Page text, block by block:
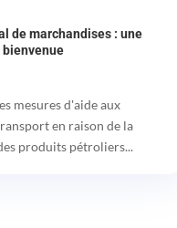
de marchandises : une
mesures d'aide aux
en raison de la
produits pétroliers...